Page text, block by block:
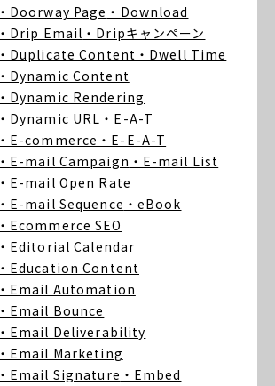
・Doorway Page ・Download
・Drip Email ・Dripキャンペーン
・Duplicate Content ・Dwell Time
・Dynamic Content
・Dynamic Rendering
・Dynamic URL ・E-A-T
・E-commerce ・E-E-A-T
・E-mail Campaign ・E-mail List
・E-mail Open Rate
・E-mail Sequence ・eBook
・Ecommerce SEO
・Editorial Calendar
・Education Content
・Email Automation
・Email Bounce
・Email Deliverability
・Email Marketing
・Email Signature ・Embed